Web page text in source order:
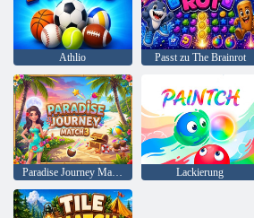
Athlio Passt zu The Brainrot
Paradise Journey Match3 Lackierung